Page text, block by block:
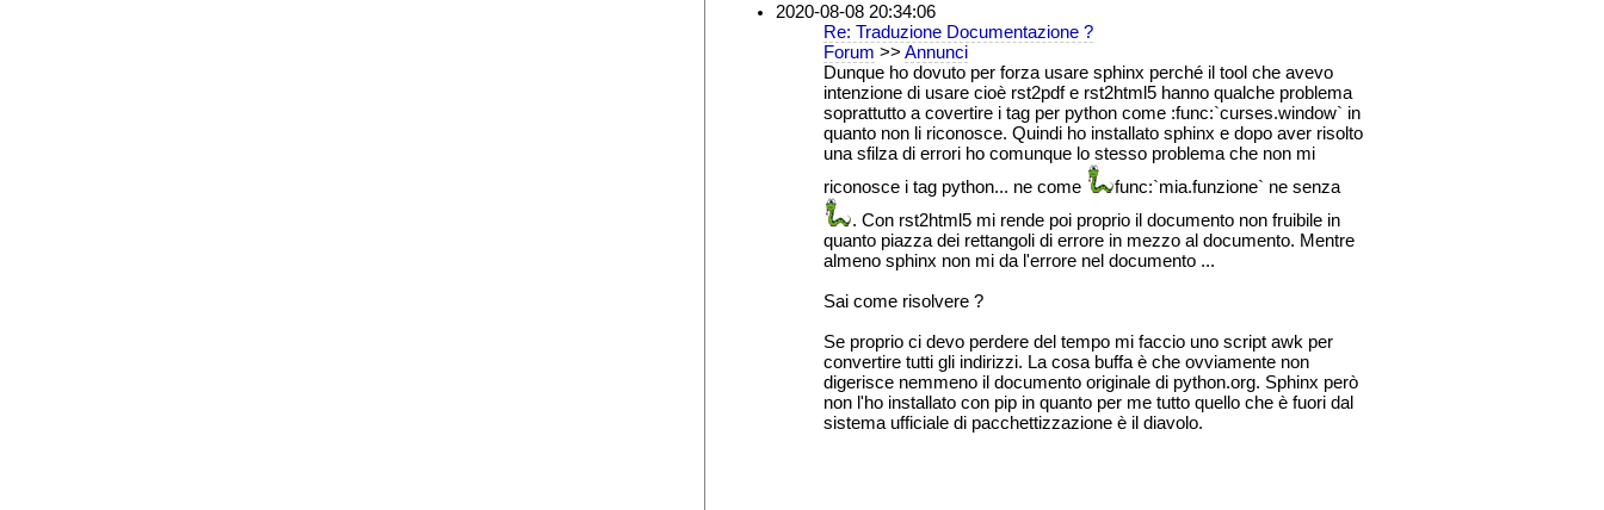
2020-08-08 20:34:06
Re: Traduzione Documentazione ?
Forum >> Annunci
Dunque ho dovuto per forza usare sphinx perché il tool che avevo
intenzione di usare cioè rst2pdf e rst2html5 hanno qualche problema
soprattutto a covertire i tag per python come :func:`curses.window` in
quanto non li riconosce. Quindi ho installato sphinx e dopo aver risolto
una sfilza di errori ho comunque lo stesso problema che non mi
riconosce i tag python... ne come
func:`mia.funzione` ne senza
. Con rst2html5 mi rende poi proprio il documento non fruibile in
quanto piazza dei rettangoli di errore in mezzo al documento. Mentre
almeno sphinx non mi da l'errore nel documento ...
Sai come risolvere ?
Se proprio ci devo perdere del tempo mi faccio uno script awk per
convertire tutti gli indirizzi. La cosa buffa è che ovviamente non
digerisce nemmeno il documento originale di python.org. Sphinx però
non l'ho installato con pip in quanto per me tutto quello che è fuori dal
sistema ufficiale di pacchettizzazione è il diavolo.